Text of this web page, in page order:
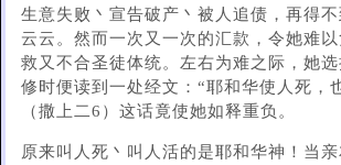
生意失败丶宣告破产丶被人追债，再得
云云。然而一次又一次的汇款，令她难
救又不合圣徒体统。左右为难之际，她
修时便读到一处经文：“耶和华使人死
（撒上二6）这话竟使她如释重负。
原来叫人死丶叫人活的是耶和华神！当